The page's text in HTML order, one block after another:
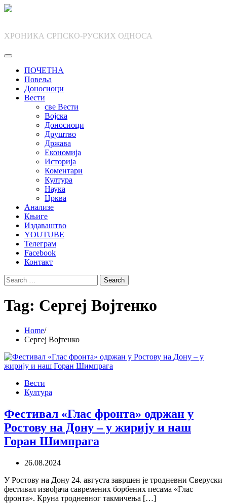
Skip
ХРОНИКА СРПСКО-РУСКИХ ОДНОСА
ПОЧЕТНА
Повеља
Доносиоци
Вести
све Вести
Војска
Доносиоци
Друштво
Држава
Економија
Историја
Коментари
Култура
Наука
Црква
Анализе
Књиге
Издаваштво
YOUTUBE
Телеграм
Facebook
Контакт
Search
for:
Tag: Сергеј Војтенко
Home
Сергеј Војтенко
Вести
Култура
Фестивал «Глас фронта» одржан у
Ростову на Дону – у жирију и наш
Горан Шимпрага
26.08.2024
У Ростову на Дону 24. августа завршен је тродневни Сверуски
фестивал извођача савремених борбених песама «Глас
фронта». Круна тродневног такмичења […]